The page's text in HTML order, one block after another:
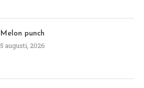
Melon punch
5 augusti, 2026